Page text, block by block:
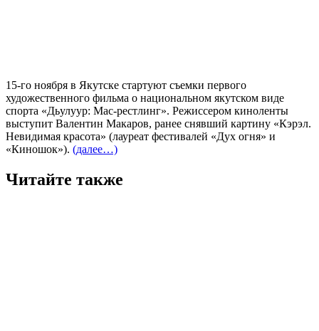
15-го ноября в Якутске стартуют съемки первого
художественного фильма о национальном якутском виде
спорта «Дьулуур: Мас-рестлинг». Режиссером киноленты
выступит Валентин Макаров, ранее снявший картину «Кэрэл.
Невидимая красота» (лауреат фестивалей «Дух огня» и
«Киношок»). (далее…)
Читайте также